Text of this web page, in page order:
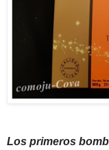
Los primeros